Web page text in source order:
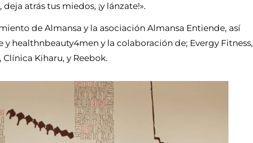
atrás tus miedos, ¡y lánzate!».
de Almansa y la asociación Almansa Entiende, así
healthnbeauty4men y la colaboración de; Evergy Fitness,
Kiharu, y Reebok.